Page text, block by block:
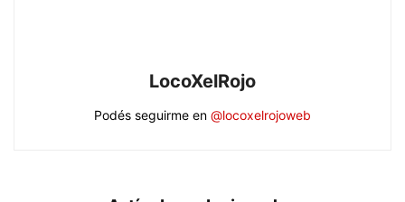
LocoXelRojo
Podés seguirme en @locoxelrojoweb